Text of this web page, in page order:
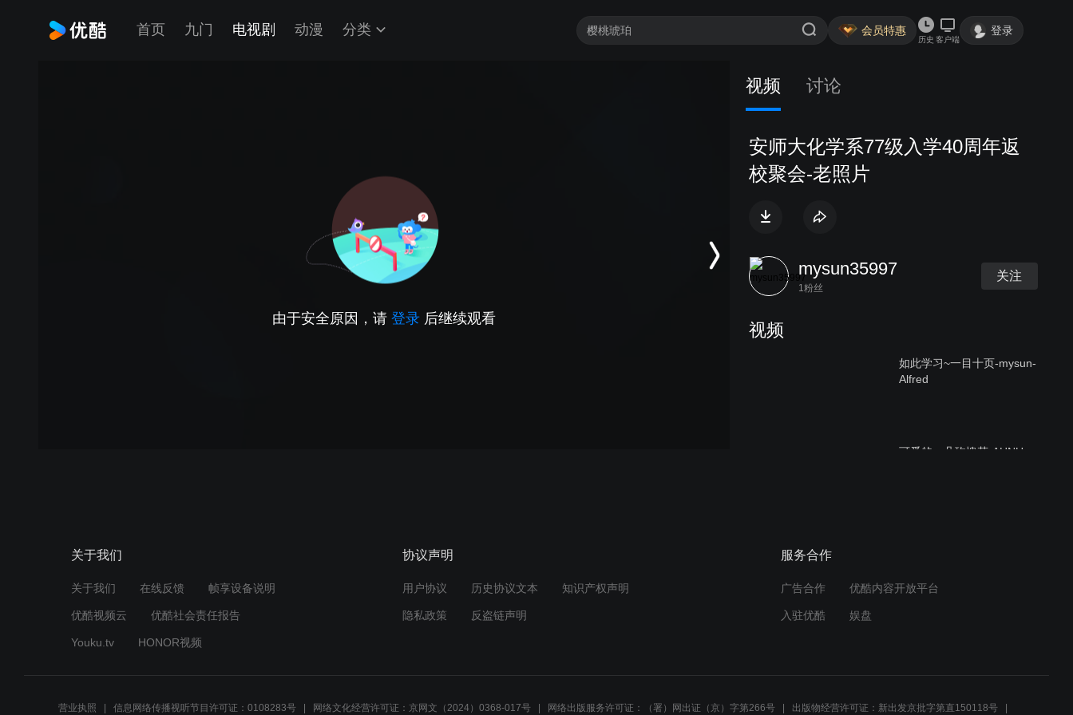
首页 九门 电视剧 动漫 分类 会员特惠
历史 客户端
登录
由于安全原因，请 登录 后继续观看
视频 讨论
安师大化学系77级入学40周年返
校聚会-老照片
mysun35997
1粉丝
关注
视频
如此学习~一目十页-mysun-
Alfred
可爱的一朵玫愧花-AHNU-
关于我们
关于我们 在线反馈 帧享设备说明
优酷视频云 优酷社会责任报告
Youku.tv HONOR视频
协议声明
用户协议 历史协议文本 知识产权声明
隐私政策 反盗链声明
服务合作
广告合作 优酷内容开放平台
入驻优酷 娱盘
营业执照 信息网络传播视听节目许可证：0108283号 网络文化经营许可证：京网文（2024）0368-017号 网络出版服务许可证：（署）网出证（京）字第266号 出版物经营许可证：新出发京批字第直150118号